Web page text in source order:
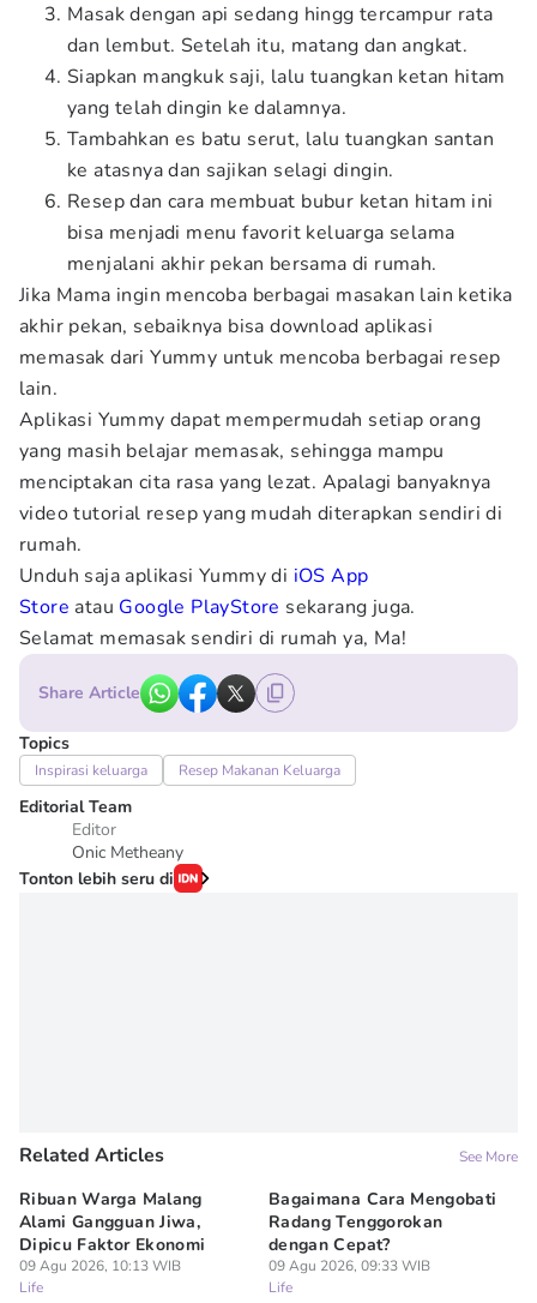
Masak dengan api sedang hingg tercampur rata
dan lembut. Setelah itu, matang dan angkat.
Siapkan mangkuk saji, lalu tuangkan ketan hitam
yang telah dingin ke dalamnya.
Tambahkan es batu serut, lalu tuangkan santan
ke atasnya dan sajikan selagi dingin.
Resep dan cara membuat bubur ketan hitam ini
bisa menjadi menu favorit keluarga selama
menjalani akhir pekan bersama di rumah.
Jika Mama ingin mencoba berbagai masakan lain ketika
akhir pekan, sebaiknya bisa download aplikasi
memasak dari Yummy untuk mencoba berbagai resep
lain.
Aplikasi Yummy dapat mempermudah setiap orang
yang masih belajar memasak, sehingga mampu
menciptakan cita rasa yang lezat. Apalagi banyaknya
video tutorial resep yang mudah diterapkan sendiri di
rumah.
Unduh saja aplikasi Yummy di iOS App
Store atau Google PlayStore sekarang juga.
Selamat memasak sendiri di rumah ya, Ma!
Share Article
Topics
Inspirasi keluarga Resep Makanan Keluarga
Editorial Team
Editor
Onic Metheany
Tonton lebih seru di
Related Articles See More
Ribuan Warga Malang
Alami Gangguan Jiwa,
Dipicu Faktor Ekonomi
09 Agu 2026, 10:13 WIB
Life
Bagaimana Cara Mengobati
Radang Tenggorokan
dengan Cepat?
09 Agu 2026, 09:33 WIB
Life